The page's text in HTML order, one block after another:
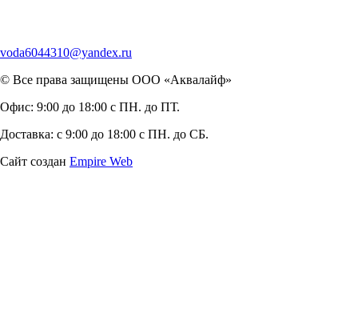
voda6044310@yandex.ru
© Все права защищены ООО «Аквалайф»
Офис: 9:00 до 18:00 с ПН. до ПТ.
Доставка: с 9:00 до 18:00 с ПН. до СБ.
Сайт создан Empire Web